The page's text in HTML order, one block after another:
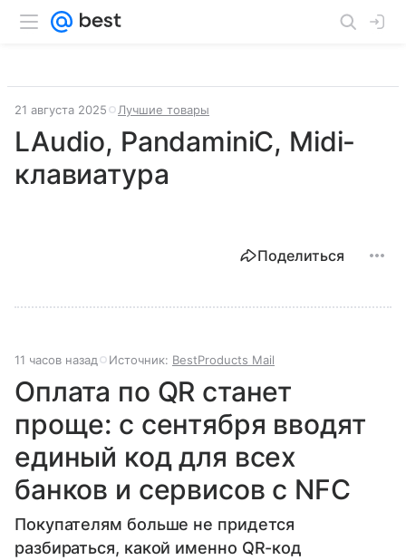
21 августа 2025 Лучшие товары
LAudio, PandaminiC, Midi-
клавиатура
Поделиться
11 часов назад Источник: BestProducts Mail
Оплата по QR станет
проще: с сентября вводят
единый код для всех
банков и сервисов с NFC
Покупателям больше не придется
разбираться, какой именно QR-код